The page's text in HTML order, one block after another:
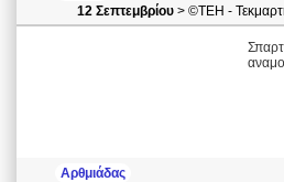
12 Σεπτεμβρίου > ©ΤΕΗ -
Αρθμιάδας